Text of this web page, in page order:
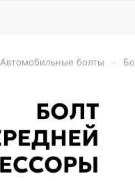
Автомобильные болты